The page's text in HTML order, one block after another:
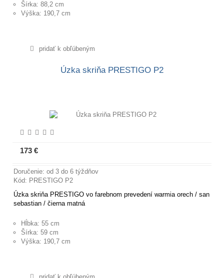
Šírka: 88,2 cm
Výška: 190,7 cm
pridať k obľúbeným
Úzka skriňa PRESTIGO P2
173 €
Doručenie: od 3 do 6 týždňov
Kód: PRESTIGO P2
Úzka skriňa PRESTIGO vo farebnom prevedení warmia orech / san
sebastian / čierna matná
Hĺbka: 55 cm
Šírka: 59 cm
Výška: 190,7 cm